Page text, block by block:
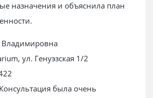
назначения и объяснила план
Владимировна
ул. Генуэзская 1/2
была очень